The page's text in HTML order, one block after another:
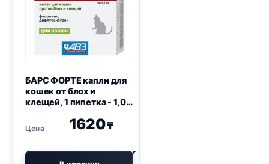
БАРС ФОРТЕ капли для
кошек от блох и
клещей, 1 пипетка - 1,0
1620₸